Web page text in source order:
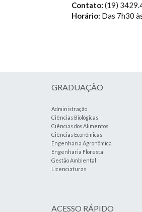
Contato: (19)
Horário: Das 7h30
GRADUAÇÃO
Administração
Ciências Biológicas
Ciências dos Alimentos
Ciências Econômicas
Engenharia Agronômica
Engenharia Florestal
Gestão Ambiental
Licenciaturas
ACESSO RÁPIDO